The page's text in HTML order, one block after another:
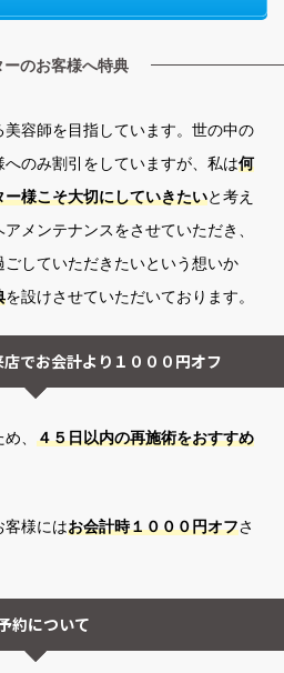
ーのお客様へ特典
容師を目指しています。世の中の
のみ割引をしていますが、私は何
様こそ大切にしていきたいと考え
メンテナンスをさせていただき、
していただきたいという想いか
を設けさせていただいております。
でお会計より１０００円オフ
、 ４５日以内の再施術をおすすめ
客様にはお会計時１０００円オフさ
約について